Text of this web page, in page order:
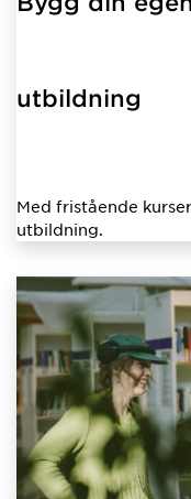
utbildning
Med fristående
utbildning.